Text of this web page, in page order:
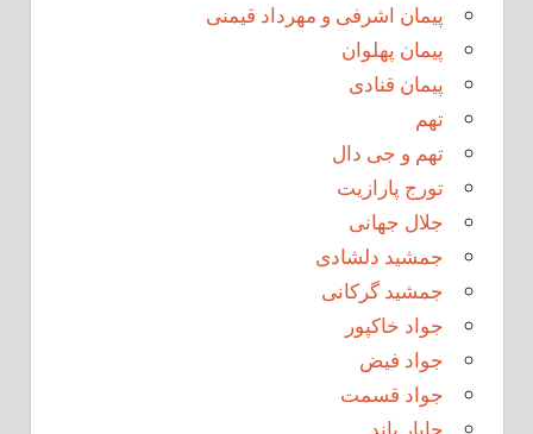
پیمان اشرفی و مهرداد قیمنی
پیمان پهلوان
پیمان قنادی
تهم
تهم و جی دال
تورج پارازیت
جلال جهانی
جمشید دلشادی
جمشید گرکانی
جواد خاکپور
جواد فیض
جواد قسمت